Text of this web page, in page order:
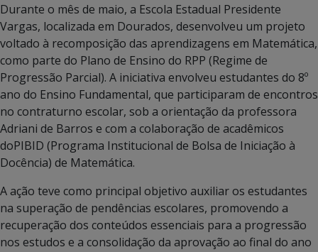
Durante o mês de maio, a Escola Estadual Presidente
Vargas, localizada em Dourados, desenvolveu um projeto
voltado à recomposição das aprendizagens em Matemática,
como parte do Plano de Ensino do RPP (Regime de
Progressão Parcial). A iniciativa envolveu estudantes do 8º
ano do Ensino Fundamental, que participaram de encontros
no contraturno escolar, sob a orientação da professora
Adriani de Barros e com a colaboração de acadêmicos
doPIBID (Programa Institucional de Bolsa de Iniciação à
Docência) de Matemática.
A ação teve como principal objetivo auxiliar os estudantes
na superação de pendências escolares, promovendo a
recuperação dos conteúdos essenciais para a progressão
nos estudos e a consolidação da aprovação ao final do ano